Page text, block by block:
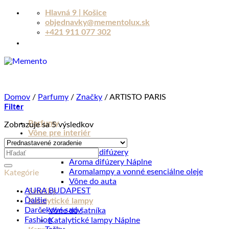
Skip
Hlavná 9 | Košice
objednavky@mementolux.sk
+421 911 077 302
Parfumy
Vône pre interiér
Aroma difúzery
Sonické difúzery
Aroma difúzery Náplne
Aromalampy a vonné esenciálne oleje
Vône do auta
Sviečky
Katalytické lampy
Vône do šatníka
Katalytické lampy Náplne
Domov / Parfumy / Značky /ARTISTO PARIS
Filter
Zobrazuje sa 5 výsledkov
Hľadať:
Kategórie
AURA BUDAPEST
Ďalšie
Darčekové sady
Fashion